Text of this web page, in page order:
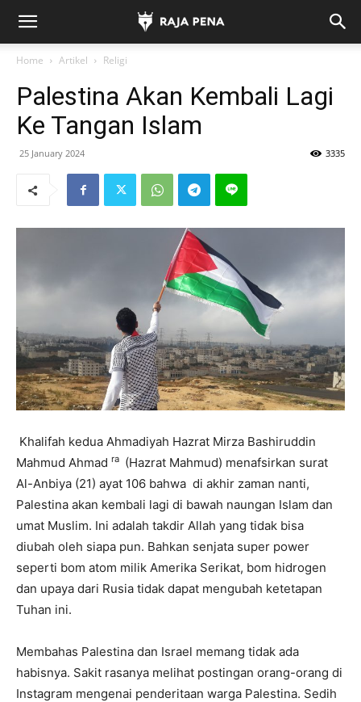
Home Artikel Religi
Palestina Akan Kembali Lagi
Ke Tangan Islam
25 January 2024 3335
Khalifah kedua Ahmadiyah Hazrat Mirza Bashiruddin
Mahmud Ahmad ra (Hazrat Mahmud) menafsirkan surat
Al-Anbiya (21) ayat 106 bahwa di akhir zaman nanti,
Palestina akan kembali lagi di bawah naungan Islam dan
umat Muslim. Ini adalah takdir Allah yang tidak bisa
diubah oleh siapa pun. Bahkan senjata super power
seperti bom atom milik Amerika Serikat, bom hidrogen
dan upaya dari Rusia tidak dapat mengubah ketetapan
Tuhan ini.
Membahas Palestina dan Israel memang tidak ada
habisnya. Sakit rasanya melihat postingan orang-orang di
Instagram mengenai penderitaan warga Palestina. Sedih